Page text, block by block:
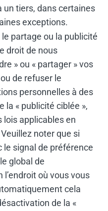
un tiers, dans certaines
exceptions.
partage ou la publicité
droit de nous
» ou « partager » vos
de refuser le
personnelles à des
la « publicité ciblée »,
lois applicables en
noter que si
signal de préférence
global de
où vous vous
cela
de la «